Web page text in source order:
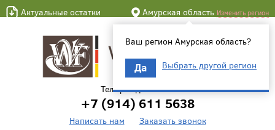
Актуальные остатки Амурская область Изменить регион
Ваш регион Амурская область?
Да Выбрать другой регион
Телефон для связи
+7 (914) 611 5638
Написать нам Заказать звонок